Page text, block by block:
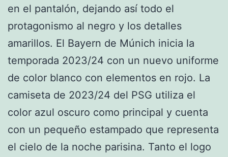
en el pantalón, dejando así todo el
protagonismo al negro y los detalles
amarillos. El Bayern de Múnich inicia la
temporada 2023/24 con un nuevo uniforme
de color blanco con elementos en rojo. La
camiseta de 2023/24 del PSG utiliza el
color azul oscuro como principal y cuenta
con un pequeño estampado que representa
el cielo de la noche parisina. Tanto el logo